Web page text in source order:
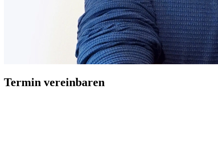
Termin vereinbaren